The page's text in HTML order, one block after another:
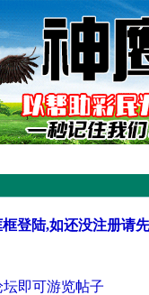
登陆,如还没注册请
即可游览帖子